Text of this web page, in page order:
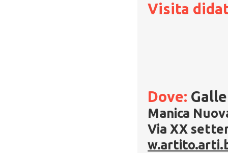
Visita
Dove:
Manica
Via XX